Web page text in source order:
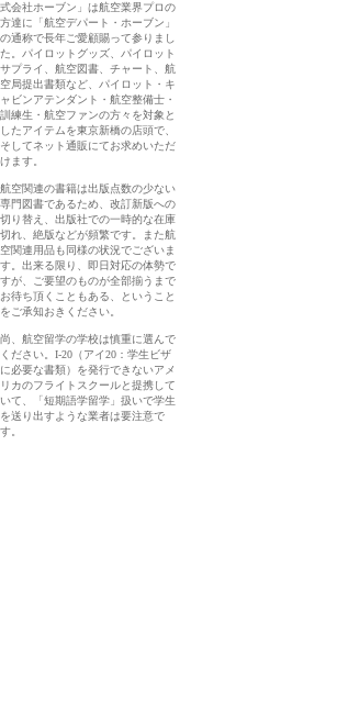
式会社ホーブン」は航空業界プロの
方達に「航空デパート・ホーブン」
の通称で長年ご愛顧賜って参りまし
た。パイロットグッズ、パイロット
サプライ、航空図書、チャート、航
空局提出書類など、パイロット・キ
ャビンアテンダント・航空整備士・
訓練生・航空ファンの方々を対象と
したアイテムを東京新橋の店頭で、
そしてネット通販にてお求めいただ
けます。
航空関連の書籍は出版点数の少ない
専門図書であるため、改訂新版への
切り替え、出版社での一時的な在庫
切れ、絶版などが頻繁です。また航
空関連用品も同様の状況でございま
す。出来る限り、即日対応の体勢で
すが、ご要望のものが全部揃うまで
お待ち頂くこともある、ということ
をご承知おきください。
尚、航空留学の学校は慎重に選んで
ください。I-20（アイ20：学生ビザ
に必要な書類）を発行できないアメ
リカのフライトスクールと提携して
いて、「短期語学留学」扱いで学生
を送り出すような業者は要注意で
す。